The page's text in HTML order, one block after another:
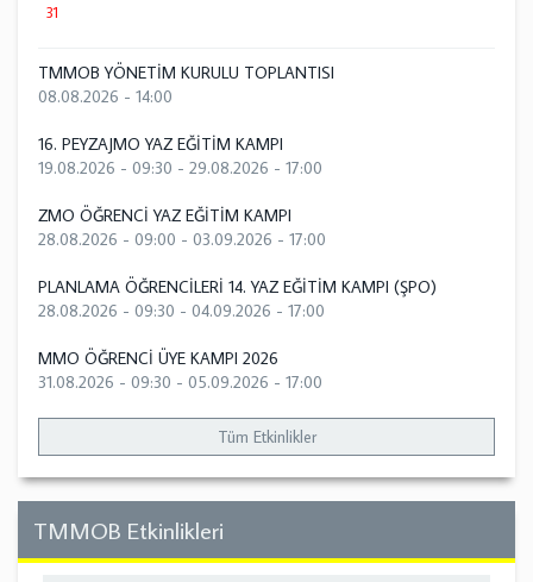
31
TMMOB YÖNETİM KURULU TOPLANTISI
08.08.2026 - 14:00
16. PEYZAJMO YAZ EĞİTİM KAMPI
19.08.2026 - 09:30 - 29.08.2026 - 17:00
ZMO ÖĞRENCİ YAZ EĞİTİM KAMPI
28.08.2026 - 09:00 - 03.09.2026 - 17:00
PLANLAMA ÖĞRENCİLERİ 14. YAZ EĞİTİM KAMPI (ŞPO)
28.08.2026 - 09:30 - 04.09.2026 - 17:00
MMO ÖĞRENCİ ÜYE KAMPI 2026
31.08.2026 - 09:30 - 05.09.2026 - 17:00
Tüm Etkinlikler
TMMOB Etkinlikleri